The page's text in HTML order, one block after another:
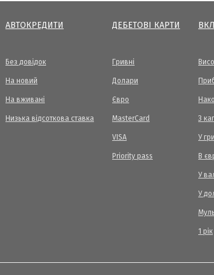
АВТОКРЕДИТИ
Без довідок
На новий
На вживані
Низька відсоткова ставка
ДЕБЕТОВІ КАРТИ
Гривні
Долари
Євро
MasterCard
VISA
Priority pass
З
У
В
У
У
1 рік